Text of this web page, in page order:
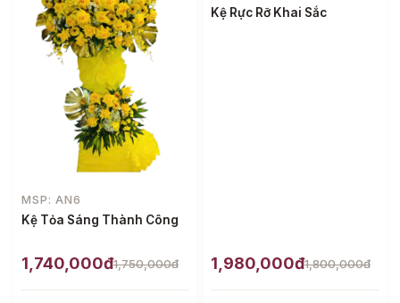
MSP: AN6
Kệ Tỏa Sáng Thành Công
1,740,000đ1,750,000đ
Kệ Rực Rỡ Khai Sắc
1,980,000đ1,800,000đ